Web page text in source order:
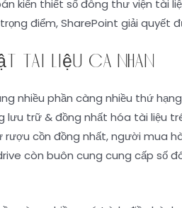
kiến thiết số đông thư viện tài
điểm, SharePoint giải quyết
tài liệu cá nhân
nhiều phần càng nhiều thứ
lưu trữ & đồng nhất hóa tài liệu
rượu cồn đồng nhất, người mua
còn buôn cung cung cấp số